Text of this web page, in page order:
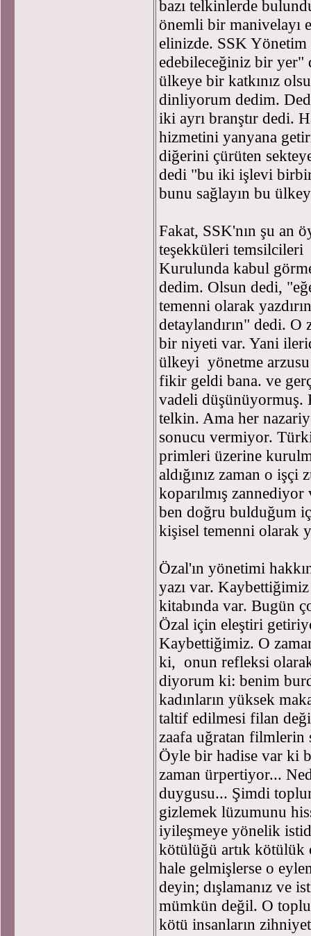
bazı telkinlerde
önemli bir manivelayı
elinizde. SSK
edebileceğiniz bir yer"
ülkeye bir katkınız
dinliyorum dedim.
iki ayrı branştır dedi.
hizmetini yanyana
diğerini çürüten
dedi "bu iki işlevi
bunu sağlayın bu
Fakat, SSK'nın şu an
teşekküleri temsilcileri
Kurulunda kabul
dedim. Olsun dedi,
temenni olarak
detaylandırın" dedi. O
bir niyeti var. Yani
ülkeyi yönetme arzusu
fikir geldi bana. ve
vadeli düşünüyormuş.
telkin. Ama her
sonucu vermiyor.
primleri üzerine
aldığınız zaman o
koparılmış
ben doğru bulduğum
kişisel temenni olarak
Özal'ın yönetimi
yazı var.
kitabında var. Bugün
Özal için eleştiri
Kaybettiğimiz. O
ki, onun refleksi olarak
diyorum ki: benim
kadınların yüksek
taltif edilmesi filan
zaafa uğratan
Öyle bir hadise var ki
zaman ürpertiyor...
duygusu... Şimdi
gizlemek lüzumunu
iyileşmeye yönelik
kötülüğü artık kötülük
hale gelmişlerse o
deyin; dışlamanız ve
mümkün değil. O
kötü insanların